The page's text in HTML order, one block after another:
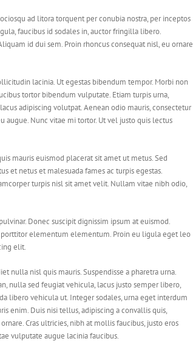
ad litora torquent per conubia nostra, per inceptos
faucibus id sodales in, auctor fringilla libero.
id dui sem. Proin rhoncus consequat nisl, eu ornare
lacinia. Ut egestas bibendum tempor. Morbi non
tortor bibendum vulputate. Etiam turpis urna,
adipiscing volutpat. Aenean odio mauris, consectetur
augue. Nunc vitae mi tortor. Ut vel justo quis lectus
mauris euismod placerat sit amet ut metus. Sed
et netus et malesuada fames ac turpis egestas.
turpis nisl sit amet velit. Nullam vitae nibh odio,
Donec suscipit dignissim ipsum at euismod.
elementum elementum. Proin eu ligula eget leo
elit.
nulla nisl quis mauris. Suspendisse a pharetra urna.
nulla sed feugiat vehicula, lacus justo semper libero,
libero vehicula ut. Integer sodales, urna eget interdum
enim. Duis nisi tellus, adipiscing a convallis quis,
Cras ultricies, nibh at mollis faucibus, justo eros
vulputate augue lacinia faucibus.